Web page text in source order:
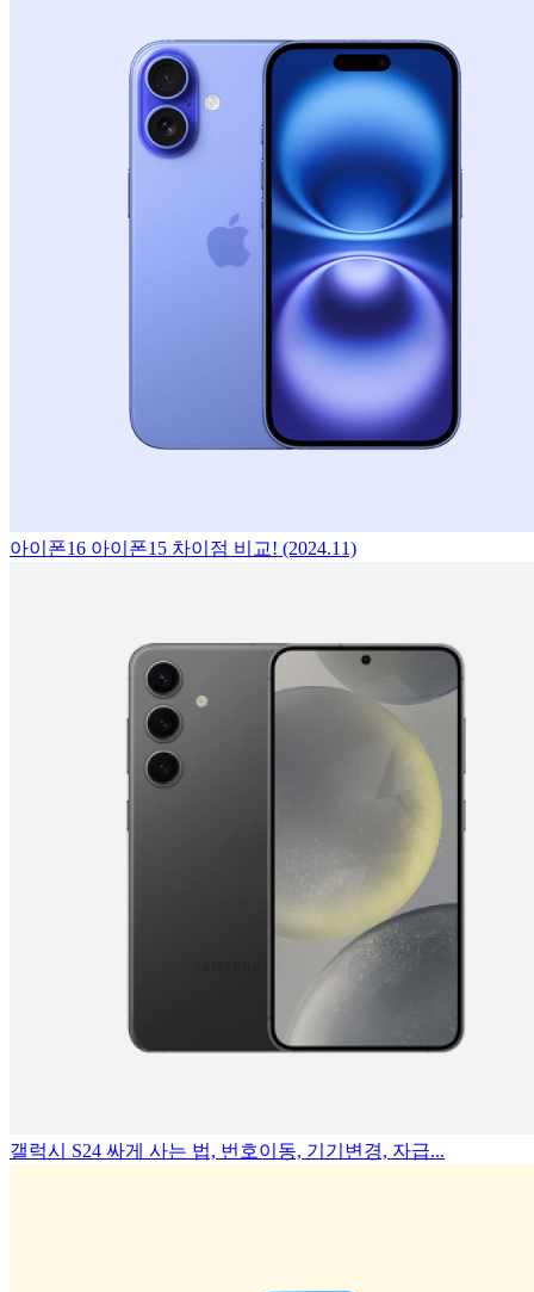
아이폰16 아이폰15 차이점 비교! (2024.11)
갤럭시 S24 싸게 사는 법, 번호이동, 기기변경, 자급...